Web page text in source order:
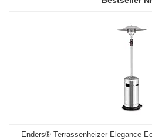
Enders® Terrassenheizer Elegance